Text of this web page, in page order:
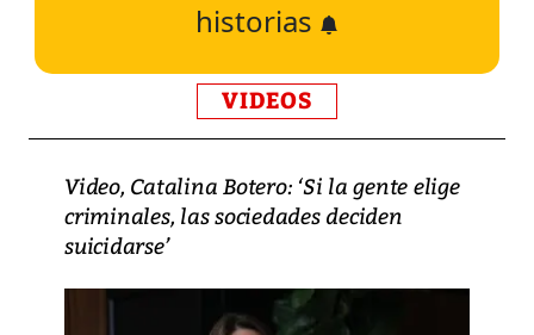
historias
VIDEOS
Video, Catalina Botero: ‘Si la gente elige
criminales, las sociedades deciden
suicidarse’